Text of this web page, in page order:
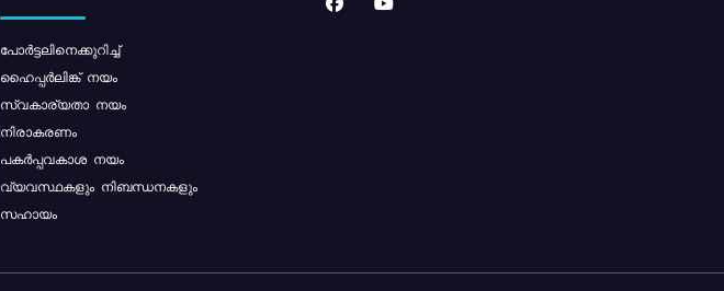
പോര്‍ട്ടലിനെക്കുറിച്ച്
ഹൈപ്പർലിങ്ക് നയം
സ്വകാര്യതാ നയം
നിരാകരണം
പകർപ്പവകാശ നയം
വ്യവസ്ഥകളും നിബന്ധനകളും
സഹായം